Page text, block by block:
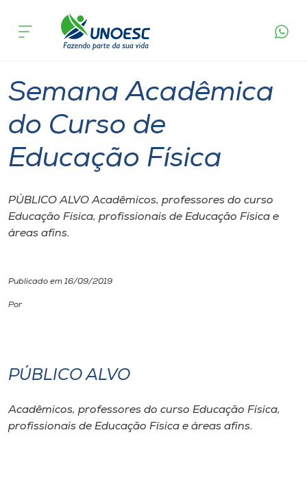
Cursos
Pesquisa
Atendimento ao Estudante
Portal de Ensino
A
Internacionalização
Diplomados
Cultura
acontece
São Miguel do Oeste
Semana Acadêmica
do Curso de
Educação Física
PÚBLICO ALVO Acadêmicos, professores do curso
Educação Física, profissionais de Educação Física e
áreas afins.
Publicado em 16/09/2019
Por
PÚBLICO ALVO
Acadêmicos, professores do curso Educação Física,
profissionais de Educação Física e áreas afins.